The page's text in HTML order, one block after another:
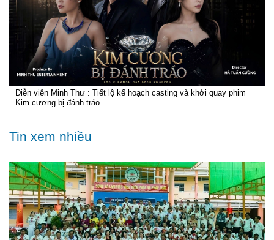
Diễn viên Minh Thư : Tiết lộ kế hoạch casting và khởi quay phim
Kim cương bị đánh tráo
Tin xem nhiều